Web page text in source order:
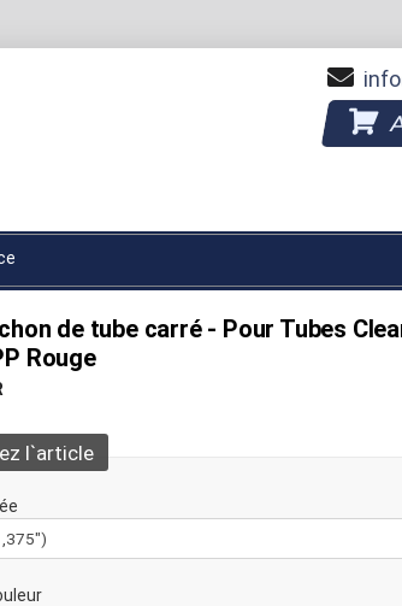
info
de tube carré - Pour Tubes
Rouge
l`article